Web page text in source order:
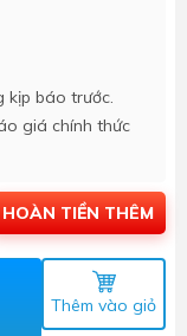
kịp báo trước.
giá chính thức
HOÀN TIỀN THÊM
Thêm vào giỏ